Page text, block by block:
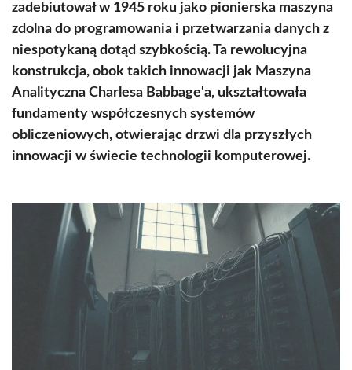
zadebiutował w 1945 roku jako pionierska maszyna
zdolna do programowania i przetwarzania danych z
niespotykaną dotąd szybkością. Ta rewolucyjna
konstrukcja, obok takich innowacji jak Maszyna
Analityczna Charlesa Babbage'a, ukształtowała
fundamenty współczesnych systemów
obliczeniowych, otwierając drzwi dla przyszłych
innowacji w świecie technologii komputerowej.